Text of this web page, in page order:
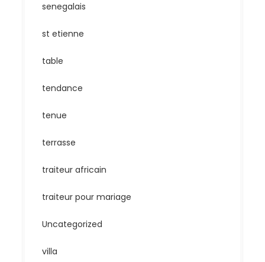
senegalais
st etienne
table
tendance
tenue
terrasse
traiteur africain
traiteur pour mariage
Uncategorized
villa